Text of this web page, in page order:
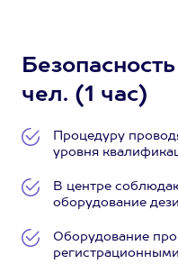
чел. (1 час)
Процедуру
уровня
В центре
оборудование
Оборудование